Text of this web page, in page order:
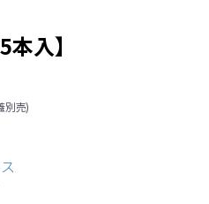
入】
別売)